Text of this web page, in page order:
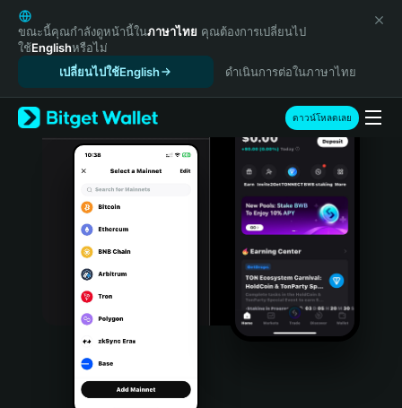
English
日本語
Tiếng Việt
Español (Latinoamérica)
Türkçe
Italiano
Português (Portugal)
Bahasa Indonesia
Português (Brasil)
Español (Argentina)
ขณะนี้คุณกำลังดูหน้านี้ในภาษาไทย คุณต้องการเปลี่ยนไป
ใช้Englishหรือไม่
เปลี่ยนไปใช้English
ดำเนินการต่อในภาษาไทย
ดาวน์โหลดเลย